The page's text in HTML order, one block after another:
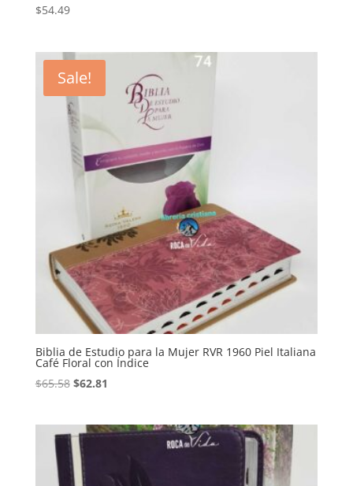
$54.49
Sale!
Biblia de Estudio para la Mujer RVR 1960 Piel Italiana
Café Floral con Índice
$65.58 Original
$65.58.
$62.81
$62.81.